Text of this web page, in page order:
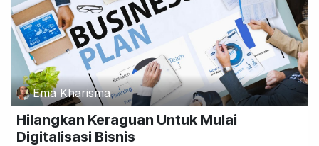
Ema Kharisma
Hilangkan Keraguan Untuk Mulai
Digitalisasi Bisnis